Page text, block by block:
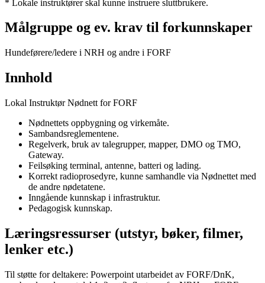
* Lokale instruktører skal kunne instruere sluttbrukere.
Målgruppe og ev. krav til forkunnskaper
Hundeførere/ledere i NRH og andre i FORF
Innhold
Lokal Instruktør Nødnett for FORF
Nødnettets oppbygning og virkemåte.
Sambandsreglementene.
Regelverk, bruk av talegrupper, mapper, DMO og TMO,
Gateway.
Feilsøking terminal, antenne, batteri og lading.
Korrekt radioprosedyre, kunne samhandle via Nødnettet med
de andre nødetatene.
Inngående kunnskap i infrastruktur.
Pedagogisk kunnskap.
Læringsressurser (utstyr, bøker, filmer,
lenker etc.)
Til støtte for deltakere: Powerpoint utarbeidet av FORF/DnK,